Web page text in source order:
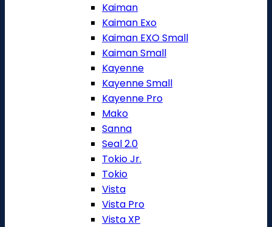
Kaiman
Kaiman Exo
Kaiman EXO Small
Kaiman Small
Kayenne
Kayenne Small
Kayenne Pro
Mako
Sanna
Seal 2.0
Tokio Jr.
Tokio
Vista
Vista Pro
Vista XP